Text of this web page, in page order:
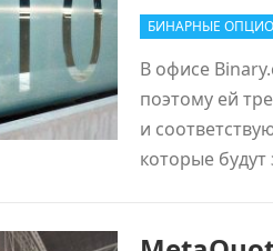
БИНАРНЫЕ
В офисе
поэтому ей
и
которые